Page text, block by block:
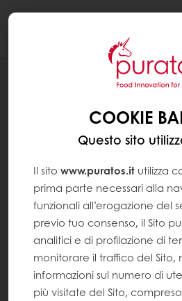
COOKIE
Questo sito
Il sito www.puratos.it utilizza
prima parte necessari alla
funzionali all’erogazione del
previo tuo consenso, il Sito
analitici e di profilazione di
monitorare il traffico del Sito,
informazioni sul numero di
più visitate del Sito,